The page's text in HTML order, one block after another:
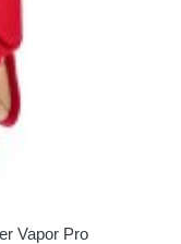
Vapor Pro